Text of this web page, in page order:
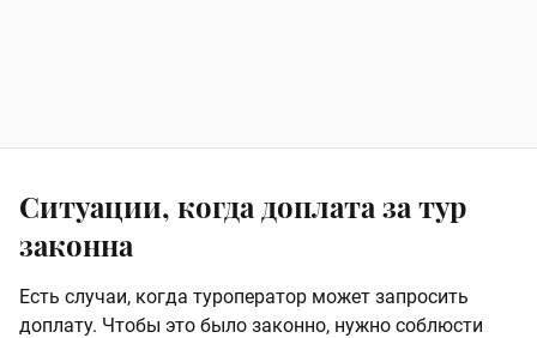
Ситуации, когда доплата за тур
законна
Есть случаи, когда туроператор может запросить
доплату. Чтобы это было законно, нужно соблюсти